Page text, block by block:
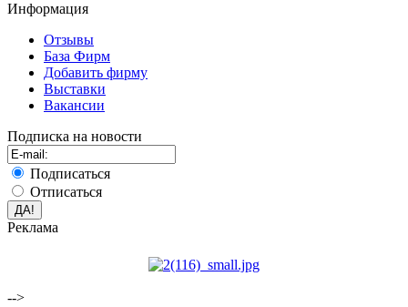
Информация
Отзывы
База Фирм
Добавить фирму
Выставки
Вакансии
Подписка на новости
Подписаться
Отписаться
Реклама
-->